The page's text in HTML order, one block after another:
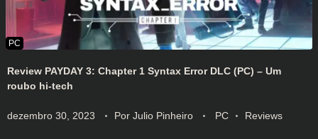
Review PAYDAY 3: Chapter 1 Syntax Error DLC (PC) – Um
roubo hi-tech
dezembro 30, 2023 Por Julio Pinheiro PC Reviews